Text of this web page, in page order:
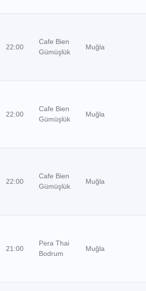
22:00
Cafe Bien
Gümüşlük
Muğla
22:00
Cafe Bien
Gümüşlük
Muğla
22:00
Cafe Bien
Gümüşlük
Muğla
21:00
Pera Thai
Bodrum
Muğla